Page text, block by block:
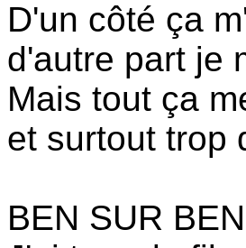
D'un côté ça
d'autre part je
Mais tout ça
et surtout trop
BEN SUR BEN